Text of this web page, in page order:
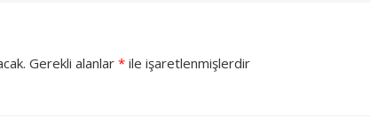
Gerekli alanlar * ile işaretlenmişlerdir